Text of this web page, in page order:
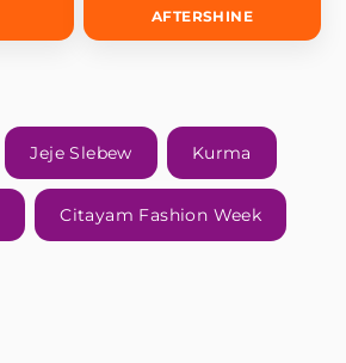
AFTERSHINE
Jeje Slebew Kurma
Citayam Fashion Week